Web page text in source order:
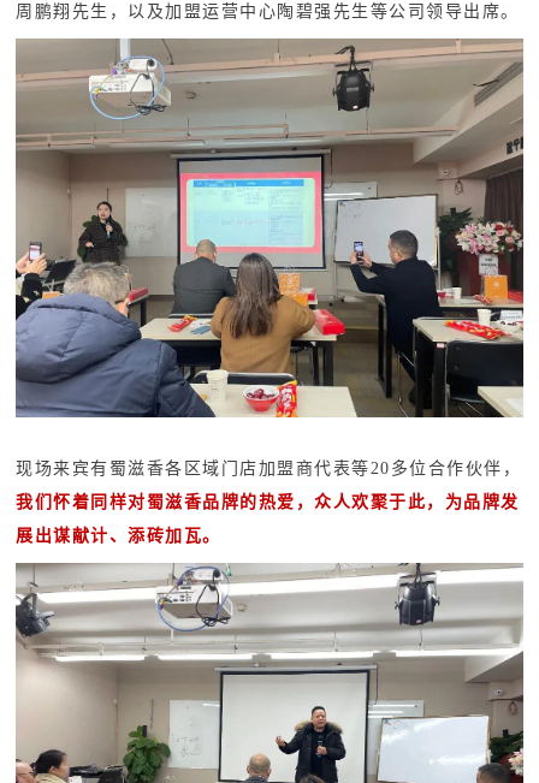
周鹏翔先生，以及加盟运营中心陶碧强先生等公司领导出席。
现场来宾有蜀滋香各区域门店加盟商代表等20多位合作伙伴，
我们怀着同样对蜀滋香品牌的热爱，众人欢聚于此，为品牌发
展出谋献计、添砖加瓦。